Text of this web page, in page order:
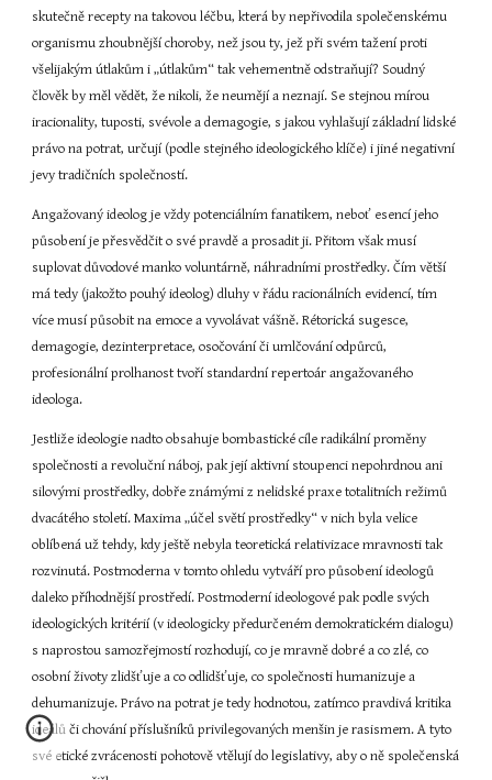
skutečně recepty na takovou léčbu, která by nepřivodila společenskému
organismu zhoubnější choroby, než jsou ty, jež při svém tažení proti
všelijakým útlakům i „útlakům“ tak vehementně odstraňují? Soudný
člověk by měl vědět, že nikoli, že neumějí a neznají. Se stejnou mírou
iracionality, tuposti, svévole a demagogie, s jakou vyhlašují základní lidské
právo na potrat, určují (podle stejného ideologického klíče) i jiné negativní
jevy tradičních společností.
Angažovaný ideolog je vždy potenciálním fanatikem, neboť esencí jeho
působení je přesvědčit o své pravdě a prosadit ji. Přitom však musí
suplovat důvodové manko voluntárně, náhradními prostředky. Čím větší
má tedy (jakožto pouhý ideolog) dluhy v řádu racionálních evidencí, tím
více musí působit na emoce a vyvolávat vášně. Rétorická sugesce,
demagogie, dezinterpretace, osočování či umlčování odpůrců,
profesionální prolhanost tvoří standardní repertoár angažovaného
ideologa.
Jestliže ideologie nadto obsahuje bombastické cíle radikální proměny
společnosti a revoluční náboj, pak její aktivní stoupenci nepohrdnou ani
silovými prostředky, dobře známými z nelidské praxe totalitních režimů
dvacátého století. Maxima „účel světí prostředky“ v nich byla velice
oblíbená už tehdy, kdy ještě nebyla teoretická relativizace mravnosti tak
rozvinutá. Postmoderna v tomto ohledu vytváří pro působení ideologů
daleko příhodnější prostředí. Postmoderní ideologové pak podle svých
ideologických kritérií (v ideologicky předurčeném demokratickém dialogu)
s naprostou samozřejmostí rozhodují, co je mravně dobré a co zlé, co
osobní životy zlidšťuje a co odlidšťuje, co společnosti humanizuje a
dehumanizuje. Právo na potrat je tedy hodnotou, zatímco pravdivá kritika
ideálů či chování příslušníků privilegovaných menšin je rasismem. A tyto
své etické zvrácenosti pohotově vtělují do legislativy, aby o ně společenská